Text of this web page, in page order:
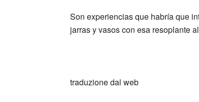
Son experiencias que habría que
jarras y vasos con esa resoplante
traduzione dal web